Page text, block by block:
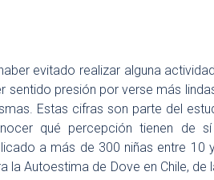
evitado realizar alguna
sentido presión por verse más
Estas cifras son parte del
qué percepción tienen de
a más de 300 niñas entre 10
la Autoestima de Dove en Chile, de